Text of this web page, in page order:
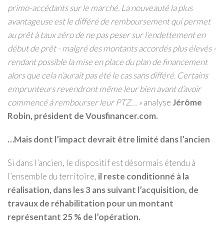
primo-accédants sur le marché. La nouveauté la plus
avantageuse est le différé de remboursement qui permet
au prêt à taux zéro de ne pas peser sur l’endettement en
début de prêt - malgré des montants accordés plus élevés -
rendant possible la mise en place du plan de financement
alors que cela n’aurait pas été le cas sans différé. Certains
emprunteurs revendront même leur bien avant d’avoir
commencé à rembourser leur PTZ… »analyseJérôme
Robin, président de Vousfinancer.com.
…Mais dont l’impact devrait être limité dans l’ancien
Si dans l’ancien, le dispositif est désormais étendu à
l’ensemble du territoire, il reste conditionné à la
réalisation, dans les 3 ans suivant l’acquisition, de
travaux de réhabilitation pour un montant
représentant 25 % de l’opération.